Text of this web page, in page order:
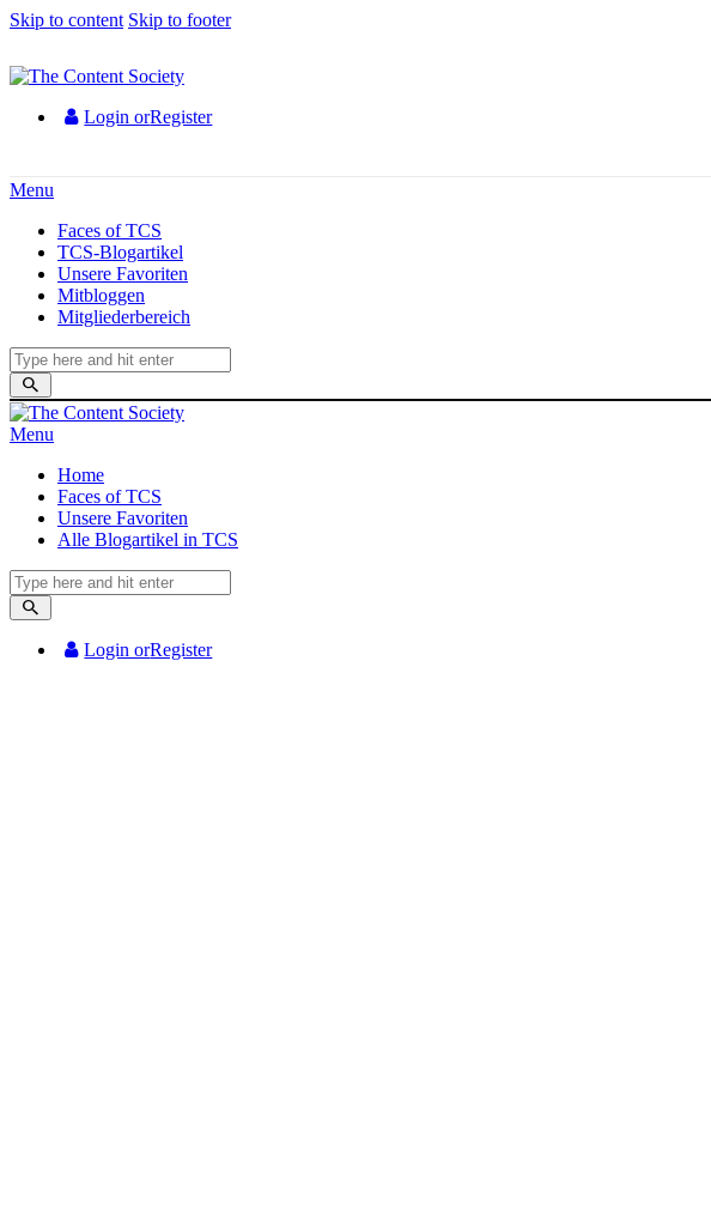
Skip to content Skip to footer
Login orRegister
Menu
Faces of TCS
TCS-Blogartikel
Unsere Favoriten
Mitbloggen
Mitgliederbereich
Menu
Home
Faces of TCS
Unsere Favoriten
Alle Blogartikel in TCS
Login orRegister